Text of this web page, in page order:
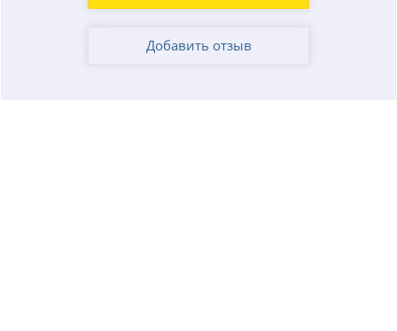
Добавить отзыв